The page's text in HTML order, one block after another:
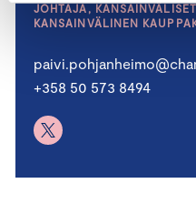
JOHTAJA,
KANSAINVÄLINEN
+358 50 573 8494